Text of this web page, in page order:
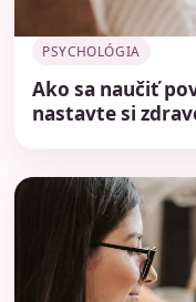
PSYCHOLÓGIA
Ako sa naučiť
nastavte si